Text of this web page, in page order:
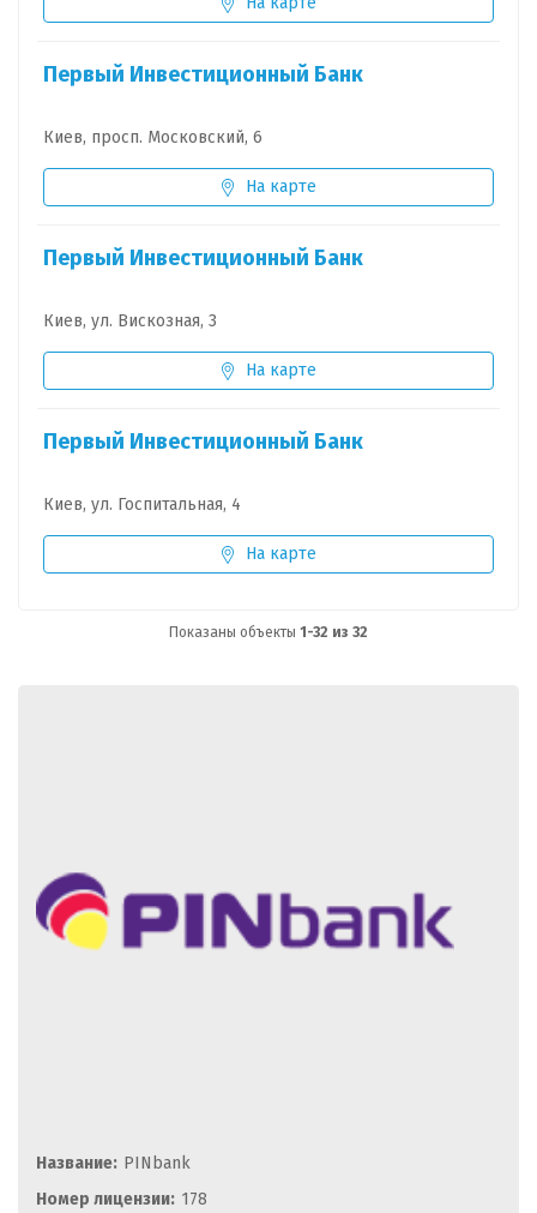
Первый Инвестиционный Банк
Киев, просп. Московский, 6
На карте
Первый Инвестиционный Банк
Киев, ул. Вискозная, 3
На карте
Первый Инвестиционный Банк
Киев, ул. Госпитальная, 4
На карте
Показаны объекты 1-32 из 32
Название: PINbank
Номер лицензии: 178